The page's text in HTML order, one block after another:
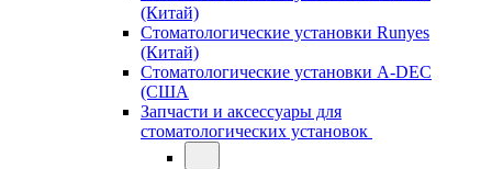
(Китай)
Стоматологические установки Runyes
(Китай)
Стоматологические установки A-DEC
(США
Запчасти и аксессуары для
стоматологических установок